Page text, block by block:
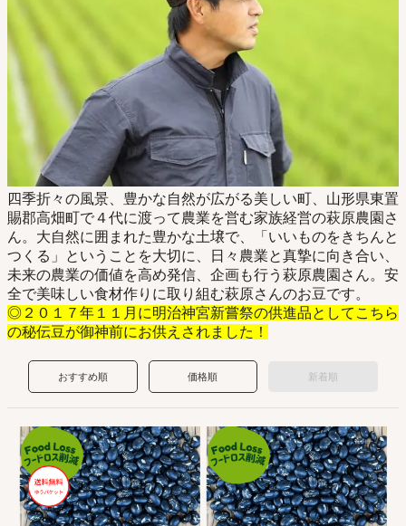
四季折々の風景、豊かな自然が広がる美しい町、山形県東置
賜郡高畑町で４代に渡って農業を営む家族経営の萩原農園さ
ん。大自然に囲まれた豊かな土壌で、「いいものをきちんと
つくる」ということを大切に、日々農業と真摯に向き合い、
未来の農業の価値を高め発信、企画も行う萩原農園さん。安
全で美味しい食材作りに取り組む萩原さんのお豆です。
◎２０１７年１１月に明治神宮新嘗祭の供進品としてこちら
の秘伝豆が御神前にお供えされました！
おすすめ順 価格順 新着順